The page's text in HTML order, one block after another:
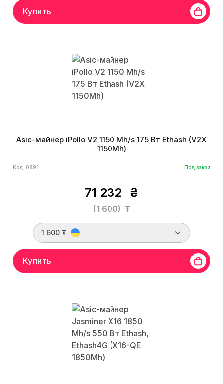
Купить
Asic-майнер iPollo V2 1150 Mh/s 175 Вт Ethash (V2X
1150Mh)
Код: 0891 Под заказ
71 232 ₴
(1 600) ₮
1 600 ₮
Купить